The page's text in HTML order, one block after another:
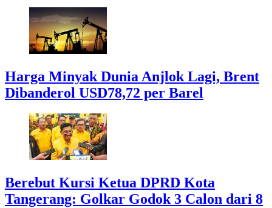
Harga Minyak Dunia Anjlok Lagi, Brent
Dibanderol USD78,72 per Barel
Berebut Kursi Ketua DPRD Kota
Tangerang: Golkar Godok 3 Calon dari 8